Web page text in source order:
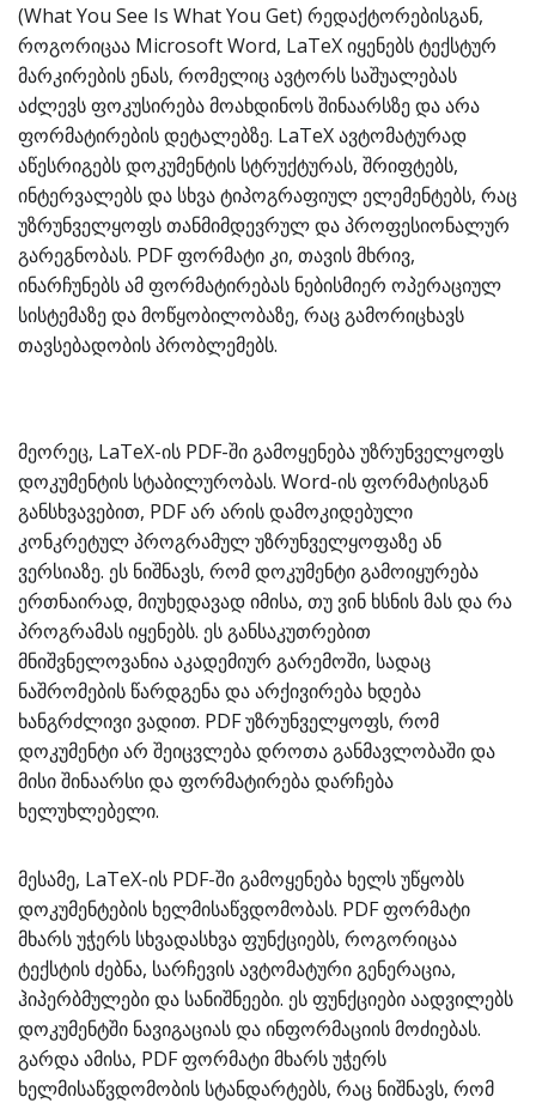
(What You See Is What You Get) რედაქტორებისგან,
როგორიცაა Microsoft Word, LaTeX იყენებს ტექსტურ
მარკირების ენას, რომელიც ავტორს საშუალებას
აძლევს ფოკუსირება მოახდინოს შინაარსზე და არა
ფორმატირების დეტალებზე. LaTeX ავტომატურად
აწესრიგებს დოკუმენტის სტრუქტურას, შრიფტებს,
ინტერვალებს და სხვა ტიპოგრაფიულ ელემენტებს, რაც
უზრუნველყოფს თანმიმდევრულ და პროფესიონალურ
გარეგნობას. PDF ფორმატი კი, თავის მხრივ,
ინარჩუნებს ამ ფორმატირებას ნებისმიერ ოპერაციულ
სისტემაზე და მოწყობილობაზე, რაც გამორიცხავს
თავსებადობის პრობლემებს.
მეორეც, LaTeX-ის PDF-ში გამოყენება უზრუნველყოფს
დოკუმენტის სტაბილურობას. Word-ის ფორმატისგან
განსხვავებით, PDF არ არის დამოკიდებული
კონკრეტულ პროგრამულ უზრუნველყოფაზე ან
ვერსიაზე. ეს ნიშნავს, რომ დოკუმენტი გამოიყურება
ერთნაირად, მიუხედავად იმისა, თუ ვინ ხსნის მას და რა
პროგრამას იყენებს. ეს განსაკუთრებით
მნიშვნელოვანია აკადემიურ გარემოში, სადაც
ნაშრომების წარდგენა და არქივირება ხდება
ხანგრძლივი ვადით. PDF უზრუნველყოფს, რომ
დოკუმენტი არ შეიცვლება დროთა განმავლობაში და
მისი შინაარსი და ფორმატირება დარჩება
ხელუხლებელი.
მესამე, LaTeX-ის PDF-ში გამოყენება ხელს უწყობს
დოკუმენტების ხელმისაწვდომობას. PDF ფორმატი
მხარს უჭერს სხვადასხვა ფუნქციებს, როგორიცაა
ტექსტის ძებნა, სარჩევის ავტომატური გენერაცია,
ჰიპერბმულები და სანიშნეები. ეს ფუნქციები აადვილებს
დოკუმენტში ნავიგაციას და ინფორმაციის მოძიებას.
გარდა ამისა, PDF ფორმატი მხარს უჭერს
ხელმისაწვდომობის სტანდარტებს, რაც ნიშნავს, რომ